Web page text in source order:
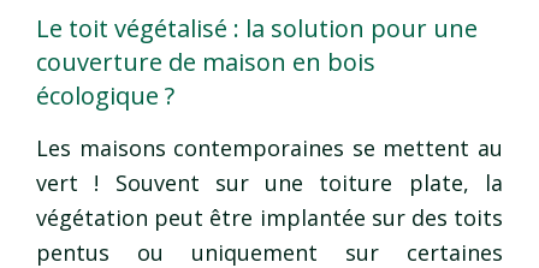
Le toit végétalisé : la solution pour une
couverture de maison en bois
écologique ?
Les maisons contemporaines se mettent au
vert ! Souvent sur une toiture plate, la
végétation peut être implantée sur des toits
pentus ou uniquement sur certaines